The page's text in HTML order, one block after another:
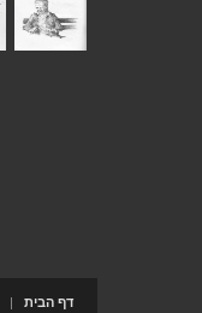
דף הבית |